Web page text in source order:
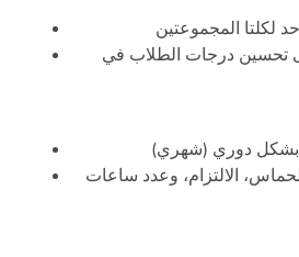
تحسين درجات الطلاب في
الالتزام، وعدد ساعات